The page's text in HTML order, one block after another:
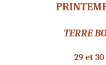
TERRE
29 et